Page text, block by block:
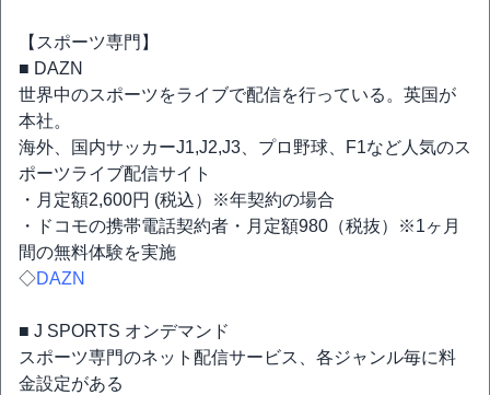
【スポーツ専門】
■ DAZN
世界中のスポーツをライブで配信を行っている。英国が
本社。
海外、国内サッカーJ1,J2,J3、プロ野球、F1など人気のス
ポーツライブ配信サイト
・月定額2,600円 (税込）※年契約の場合
・ドコモの携帯電話契約者・月定額980（税抜）※1ヶ月
間の無料体験を実施
◇DAZN
■ J SPORTS オンデマンド
スポーツ専門のネット配信サービス、各ジャンル毎に料
金設定がある